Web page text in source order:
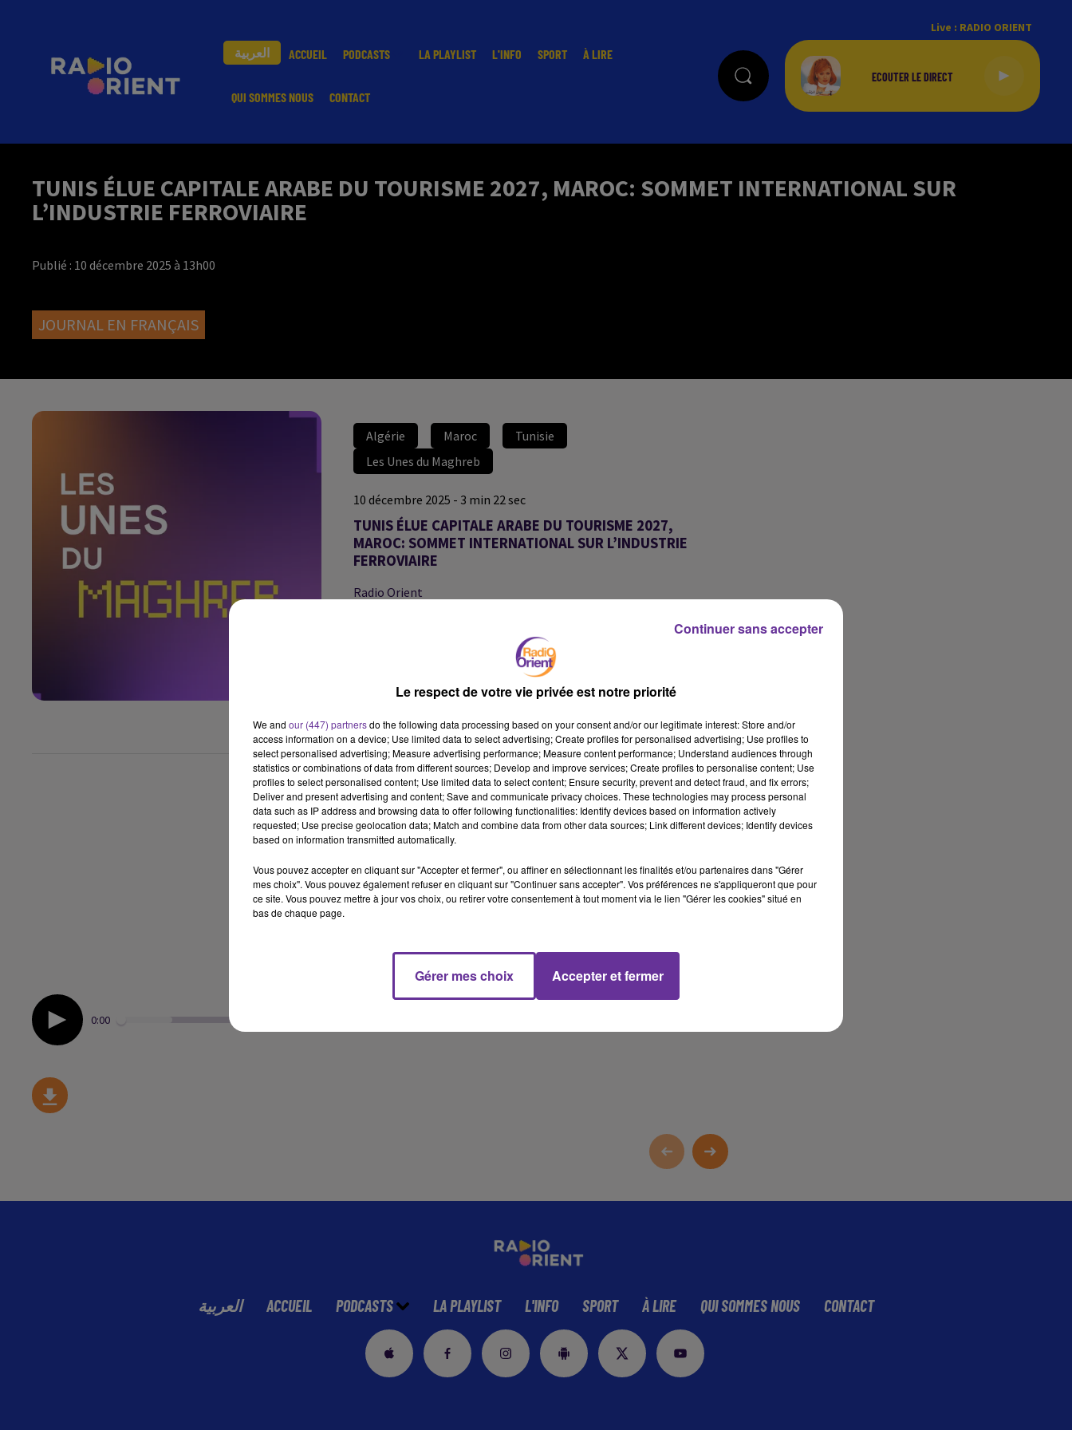
العربية ACCUEIL PODCASTS LA PLAYLIST L'INFO SPORT À LIRE
QUI SOMMES NOUS CONTACT
Live : RADIO ORIENT
TUNIS ÉLUE CAPITALE ARABE DU TOURISME 2027, MAROC: SOMMET INTERNATIONAL SUR
L’INDUSTRIE FERROVIAIRE
Publié : 10 décembre 2025 à 13h00
JOURNAL EN FRANÇAIS
Algérie Maroc
Tunisie
Les Unes du Maghreb
10 décembre 2025 - 3 min 22 sec
TUNIS ÉLUE CAPITALE ARABE DU TOURISME 2027,
MAROC: SOMMET INTERNATIONAL SUR L’INDUSTRIE
FERROVIAIRE
Radio Orient
– Ouverture officielle de l’ambassade d’Algérie à Bratislava et
Bilad
– Victoire de l’Algérie face à l’Irak et qualification pour les quarts
de finale de la Coupe arabe — El Ghad El Djazaïri
Maroc
– Sommet international sur l’industrie ferroviaire : accords et
innovations pour l’avenir du transport — Maghreb Now
d’une cérémonie à Addis-Abeba — Medi 1
Tunisie
– Participation de la Tunisie aux Jeux africains 2025 avec 118
0:00
العربية ACCUEIL PODCASTS LA PLAYLIST L'INFO SPORT À LIRE QUI SOMMES NOUS CONTACT
Le respect de votre vie privée est notre priorité
We and our (447) partnersdo the following data processing based on your consent and/or our legitimate interest: Store and/or
access information on a device; Use limited data to select advertising; Create profiles for personalised advertising; Use profiles to
select personalised advertising; Measure advertising performance; Measure content performance; Understand audiences through
statistics or combinations of data from different sources; Develop and improve services; Create profiles to personalise content; Use
profiles to select personalised content; Use limited data to select content; Ensure security, prevent and detect fraud, and fix errors;
Deliver and present advertising and content; Save and communicate privacy choices. These technologies may process personal
data such as IP address and browsing data to offer following functionalities: Identify devices based on information actively
requested; Use precise geolocation data; Match and combine data from other data sources; Link different devices; Identify devices
based on information transmitted automatically.
Vous pouvez accepter en cliquant sur "Accepter et fermer", ou affiner en sélectionnant les finalités et/ou partenaires dans "Gérer
mes choix". Vous pouvez également refuser en cliquant sur "Continuer sans accepter". Vos préférences ne s'appliqueront que pour
ce site. Vous pouvez mettre à jour vos choix, ou retirer votre consentement à tout moment via le lien "Gérer les cookies" situé en
bas de chaque page.
Gérer mes choix Accepter et fermer
Continuer sans accepter